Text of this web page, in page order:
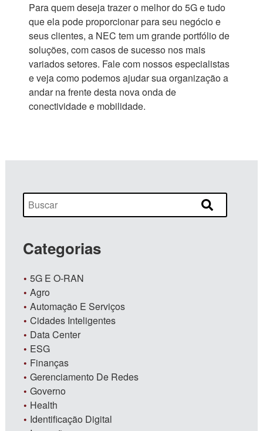
Para quem deseja trazer o melhor do 5G e tudo
que ela pode proporcionar para seu negócio e
seus clientes, a NEC tem um grande portfólio de
soluções, com casos de sucesso nos mais
variados setores. Fale com nossos especialistas
e veja como podemos ajudar sua organização a
andar na frente desta nova onda de
conectividade e mobilidade.
Categorias
5G E O-RAN
Agro
Automação E Serviços
Cidades Inteligentes
Data Center
ESG
Finanças
Gerenciamento De Redes
Governo
Health
Identificação Digital